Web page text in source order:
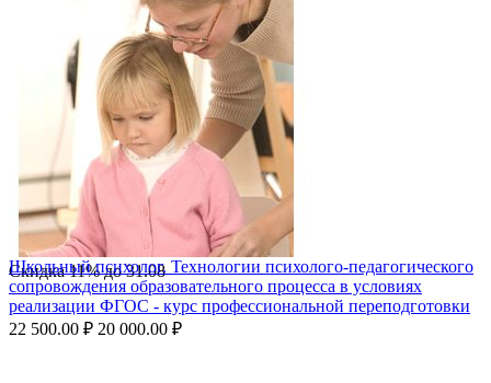
Скидка11%до31.08
Школьный психолог. Технологии психолого-педагогического
сопровождения образовательного процесса в условиях
реализации ФГОС - курс профессиональной переподготовки
22 500.00 ₽ 20 000.00 ₽